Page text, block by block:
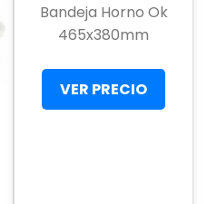
Bandeja Horno Ok
465x380mm
VER PRECIO